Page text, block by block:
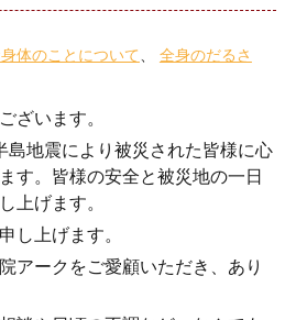
体のことについて 全身のだるさ
ざいます。
島地震により被災された皆様に心
す。皆様の安全と被災地の一日
上げます。
し上げます。
アークをご愛顧いただき、あり